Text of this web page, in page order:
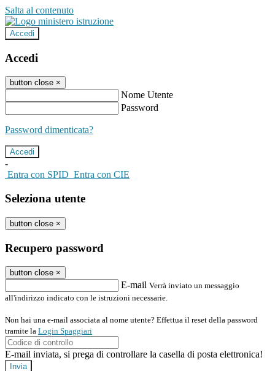
Salta al contenuto
Accedi
Accedi
button close ×
Nome Utente
Password
Password dimenticata?
-
Entra con SPID Entra con CIE
Seleziona utente
button close ×
Recupero password
button close ×
E-mail Verrà inviato un messaggio
all'indirizzo indicato con le istruzioni necessarie.
Non hai una e-mail associata al nome utente? Effettua il reset della password
tramite la Login Spaggiari
E-mail inviata, si prega di controllare la casella di posta elettronica!